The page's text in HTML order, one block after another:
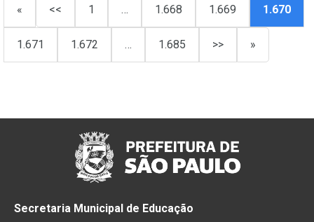
« << 1 … 1.668 1.669 1.670
1.671 1.672 … 1.685 >> »
Secretaria Municipal de Educação